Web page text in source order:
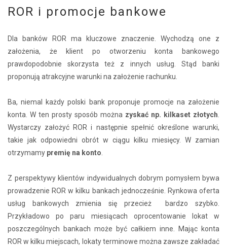
ROR i promocje bankowe
Dla banków ROR ma kluczowe znaczenie. Wychodzą one z
założenia, że klient po otworzeniu konta bankowego
prawdopodobnie skorzysta też z innych usług. Stąd banki
proponują atrakcyjne warunki na założenie rachunku.
Ba, niemal każdy polski bank proponuje promocje na założenie
konta. W ten prosty sposób można zyskać np. kilkaset złotych
Wystarczy założyć ROR i następnie spełnić określone warunki,
takie jak odpowiedni obrót w ciągu kilku miesięcy. W zamian
otrzymamy premię na konto
Z perspektywy klientów indywidualnych dobrym pomysłem bywa
prowadzenie ROR w kilku bankach jednocześnie. Rynkowa oferta
usług bankowych zmienia się przecież bardzo szybko.
Przykładowo po paru miesiącach oprocentowanie lokat w
poszczególnych bankach może być całkiem inne. Mając konta
ROR w kilku miejscach, lokaty terminowe można zawsze zakładać